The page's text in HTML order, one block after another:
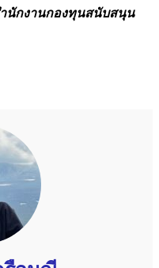
นักงานกองทุนสนับสนุน